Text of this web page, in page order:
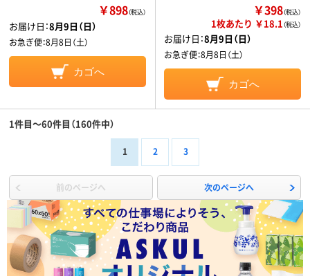
￥898（税込）
お届け日：8月9日（日）
お急ぎ便：8月8日（土）
カゴへ
￥398（税込）
1枚あたり ￥18.1 （税込）
お届け日：8月9日（日）
お急ぎ便：8月8日（土）
カゴへ
1件目～60件目（160件中）
1 2 3
前のページへ 次のページへ